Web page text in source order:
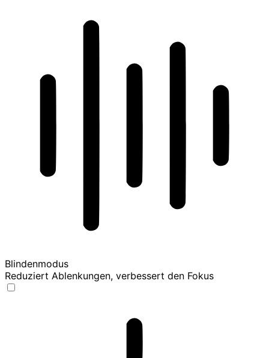
Blindenmodus
Reduziert Ablenkungen, verbessert den Fokus